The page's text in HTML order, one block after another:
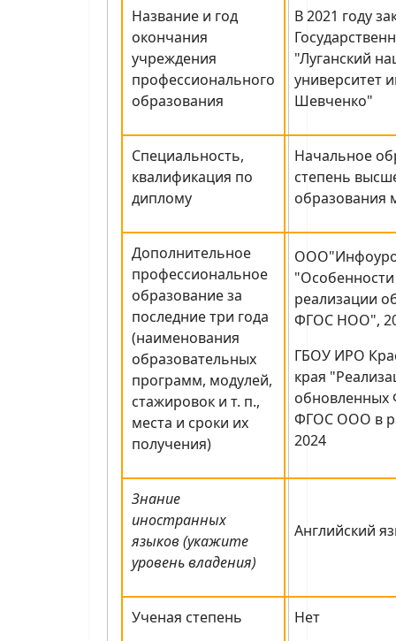
Название и год
окончания
учреждения
профессионального
образования
В 2021 году
"Луганский
университет
Шевченко"
Специальность,
квалификация по
диплому
Начальное
степень
образования
Дополнительное
профессиональное
образование за
последние три года
(наименования
образовательных
программ, модулей,
стажировок и т. п.,
места и сроки их
получения)
реализации
ФГОС НОО",
ГБОУ ИРО
края
ФГОС ООО в
2024
Знание
иностранных
языков (укажите
уровень владения)
Английский
Ученая степень Нет